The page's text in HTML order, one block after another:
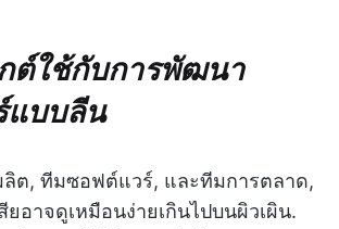
ต์ใช้กับการพัฒนา
แบบลีน
ลิต, ทีมซอฟต์แวร์, และทีมการตลาด,
ยอาจดูเหมือนง่ายเกินไปบนผิวเผิน.